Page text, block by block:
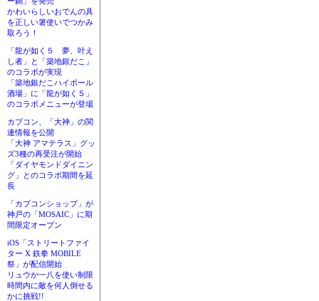
かわいらしいおでんの具
を正しい箸使いでつかみ
取ろう！
「龍が如く５ 夢、叶え
し者」と「築地銀だこ」
のコラボが実現
「築地銀だこハイボール
酒場」に「龍が如く５」
のコラボメニューが登場
カプコン、「大神」の関
連情報を公開
「大神 アマテラス」グッ
ズ3種の再受注が開始
「ダイヤモンドダイニン
グ」とのコラボ期間を延
長
「カプコンショップ」が
神戸の「MOSAIC」に期
間限定オープン
iOS「ストリートファイ
ター X 鉄拳 MOBILE
祭」が配信開始
リュウか一八を使い制限
時間内に敵を何人倒せる
かに挑戦!!